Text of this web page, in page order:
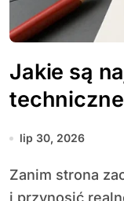
Jakie są
lip 30, 2026
Zanim strona zacznie przyciągać użytkowników
i przynosić